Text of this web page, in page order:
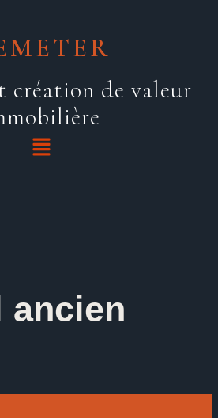
création de valeur
ancien